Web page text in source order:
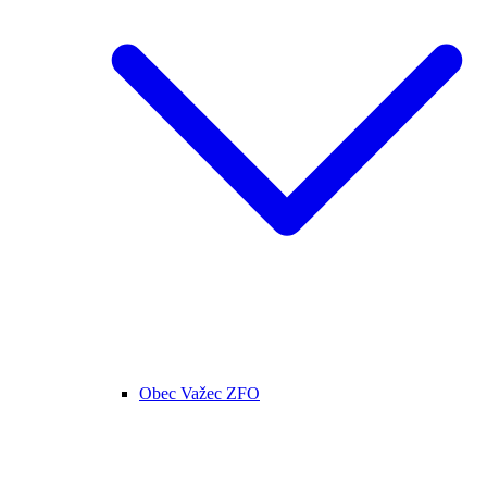
Obec Važec ZFO